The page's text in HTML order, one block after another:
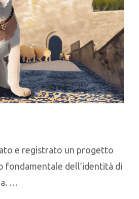
e registrato un progetto
fondamentale dell’identità di
…